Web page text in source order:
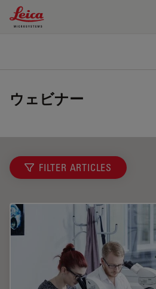
Leica Microsystems Logo
ウェビナー
FILTER ARTICLES